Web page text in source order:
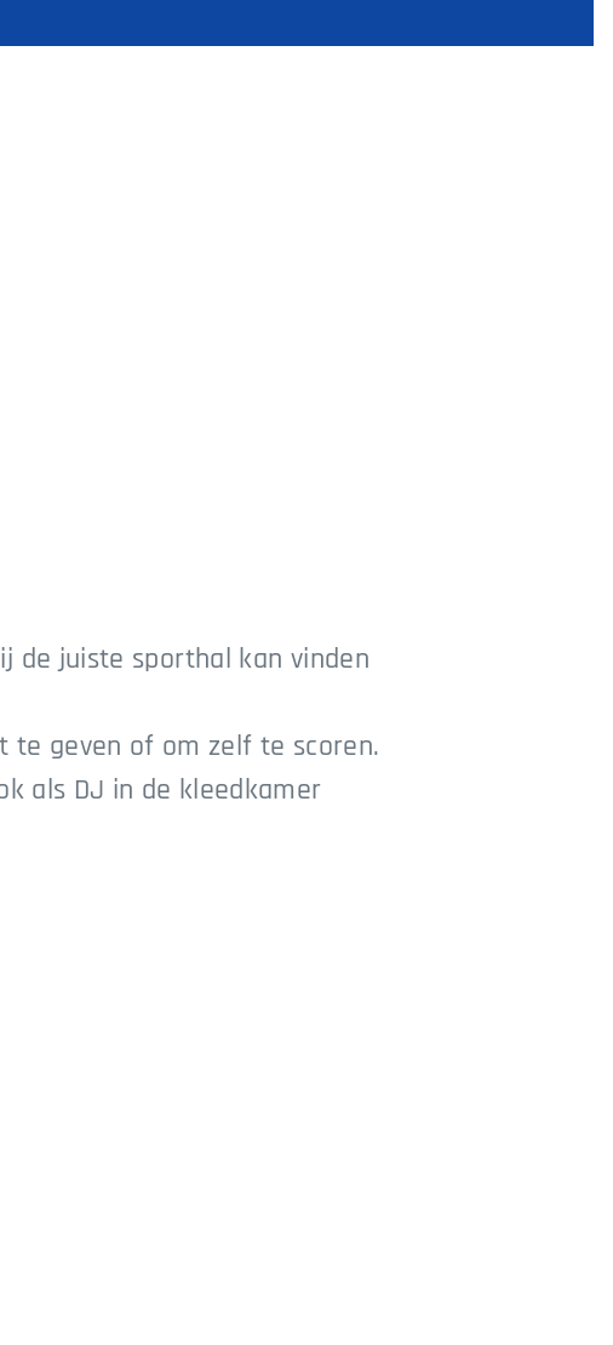
de juiste sporthal kan vinden
te geven of om zelf te scoren.
als DJ in de kleedkamer